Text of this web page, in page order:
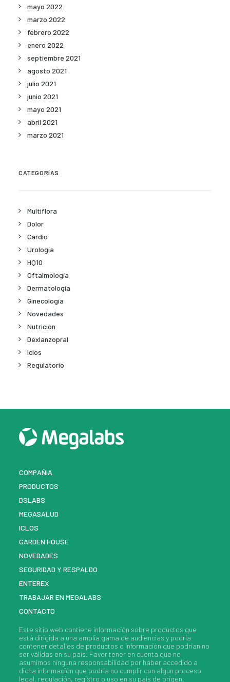
mayo 2022
marzo 2022
febrero 2022
enero 2022
septiembre 2021
agosto 2021
julio 2021
junio 2021
mayo 2021
abril 2021
marzo 2021
CATEGORÍAS
Multiflora
Dolor
Cardio
Urología
HQ10
Oftalmología
Dermatología
Ginecología
Novedades
Nutrición
Dexlanzopral
Iclos
Regulatorio
COMPAÑIA
PRODUCTOS
DSLABS
MEGASALUD
ICLOS
GARDEN HOUSE
NOVEDADES
SEGURIDAD Y RESPALDO
ENTEREX
TRABAJAR EN MEGALABS
CONTACTO
Este sitio web contiene información sobre productos que
está dirigida a una amplia gama de audiencias y podría
contener detalles de productos o información que podrían no
ser válidas en su país. Favor tener en cuenta que no
asumimos ninguna responsabilidad por haber accedido a
dicha información que podría no cumplir con algún proceso
legal, regulación, registro o uso en su país de origen.